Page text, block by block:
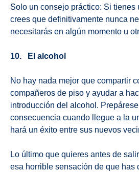
Solo un consejo práctico: Si tienes
crees que definitivamente nunca
necesitarás en algún momento u
10. El alcohol
No hay nada mejor que compartir
compañeros de piso y ayudar a
introducción del alcohol.
consecuencia cuando llegue a la
hará un éxito entre sus nuevos
Lo último que quieres antes de
esa horrible sensación de que has